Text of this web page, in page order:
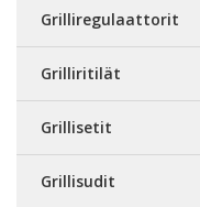
Grilliregulaattorit
Grilliritilät
Grillisetit
Grillisudit